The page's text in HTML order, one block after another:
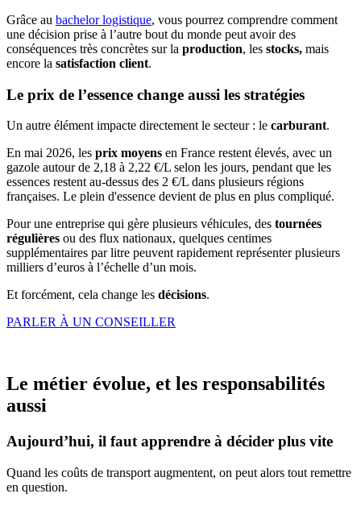
Grâce au bachelor logistique, vous pourrez comprendre comment
une décision prise à l’autre bout du monde peut avoir des
conséquences très concrètes sur la production, les stocks, mais
encore la satisfaction client.
Le prix de l’essence change aussi les stratégies
Un autre élément impacte directement le secteur : le carburant.
En mai 2026, les prix moyens en France restent élevés, avec un
gazole autour de 2,18 à 2,22 €/L selon les jours, pendant que les
essences restent au-dessus des 2 €/L dans plusieurs régions
françaises. Le plein d'essence devient de plus en plus compliqué.
Pour une entreprise qui gère plusieurs véhicules, des tournées
régulières ou des flux nationaux, quelques centimes
supplémentaires par litre peuvent rapidement représenter plusieurs
milliers d’euros à l’échelle d’un mois.
Et forcément, cela change les décisions.
PARLER À UN CONSEILLER
Le métier évolue, et les responsabilités
aussi
Aujourd’hui, il faut apprendre à décider plus vite
Quand les coûts de transport augmentent, on peut alors tout remettre
en question.